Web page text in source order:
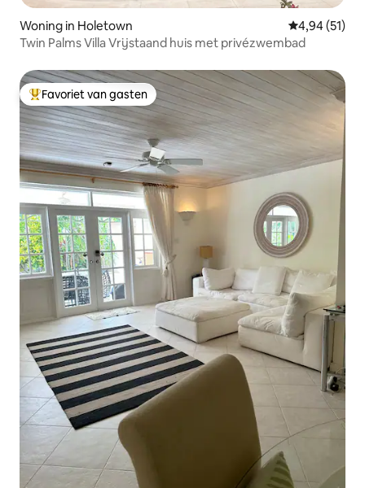
Woning in Holetown Gemiddelde
4,94 (51)
Twin Palms Villa Vrijstaand huis met privézwembad
Topfavoriet van gasten
Favoriet van gasten